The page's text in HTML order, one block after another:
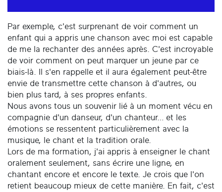
Par exemple, c'est surprenant de voir comment un
enfant qui a appris une chanson avec moi est capable
de me la rechanter des années après. C'est incroyable
de voir comment on peut marquer un jeune par ce
biais-là. Il s'en rappelle et il aura également peut-être
envie de transmettre cette chanson à d'autres, ou
bien plus tard, à ses propres enfants.
Nous avons tous un souvenir lié à un moment vécu en
compagnie d'un danseur, d'un chanteur… et les
émotions se ressentent particulièrement avec la
musique, le chant et la tradition orale.
Lors de ma formation, j'ai appris à enseigner le chant
oralement seulement, sans écrire une ligne, en
chantant encore et encore le texte. Je crois que l'on
retient beaucoup mieux de cette manière. En fait, c'est